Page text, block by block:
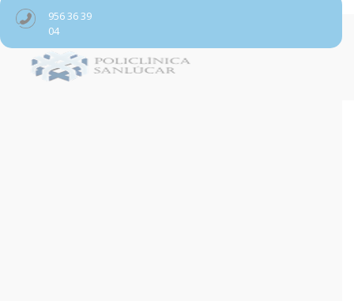
956 36 39
04